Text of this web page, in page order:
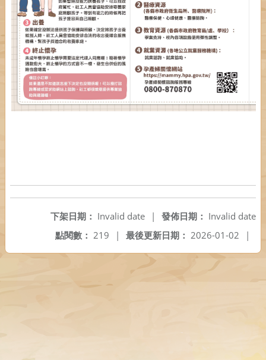
發佈日期： Invalid date
下架日期： Invalid date
|
最後更新日期： 2026-01-02 |
點閱數： 219 |